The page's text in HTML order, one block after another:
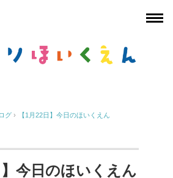
グ › 【1月22日】今日のほいくえん
】今日のほいくえん